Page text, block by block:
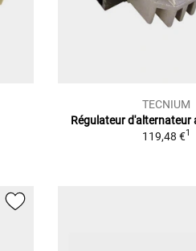
TECNIUM
Régulateur d'alternateur
119,48 €1